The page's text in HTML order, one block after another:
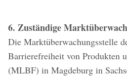
6. Zuständige
Die Marktüberwachungsstelle
Barrierefreiheit von Produkten
(MLBF) in Magdeburg in